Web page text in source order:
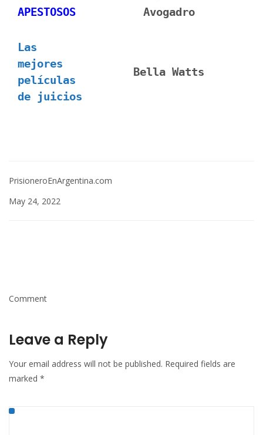
APESTOSOS
Avogadro
Las
mejores
películas
de juicios
Bella Watts
PrisioneroEnArgentina.com
May 24, 2022
Comment
Leave a Reply
Your email address will not be published. Required fields are
marked *